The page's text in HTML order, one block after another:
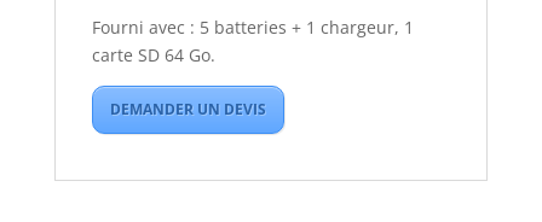
Fourni avec : 5 batteries + 1 chargeur, 1
carte SD 64 Go.
DEMANDER UN DEVIS